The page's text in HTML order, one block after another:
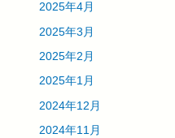
2025年4月
2025年3月
2025年2月
2025年1月
2024年12月
2024年11月